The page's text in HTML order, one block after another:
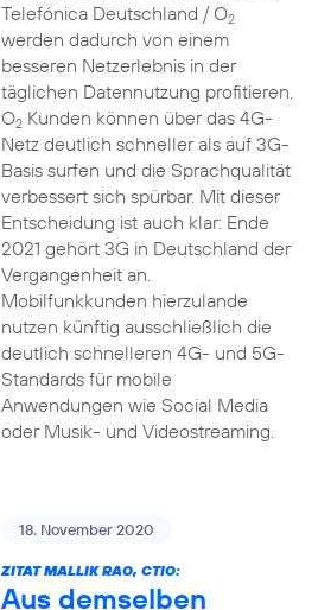
Telefónica Deutschland / O2
werden dadurch von einem
besseren Netzerlebnis in der
täglichen Datennutzung profitieren.
O2Kunden können über das 4G-
Netz deutlich schneller als auf 3G-
Basis surfen und die Sprachqualität
verbessert sich spürbar. Mit dieser
Entscheidung ist auch klar: Ende
2021 gehört 3G in Deutschland der
Vergangenheit an.
Mobilfunkkunden hierzulande
nutzen künftig ausschließlich die
deutlich schnelleren 4G- und 5G-
Standards für mobile
Anwendungen wie Social Media
oder Musik- und Videostreaming.
18. November 2020
ZITAT MALLIK RAO, CTIO:
Aus demselben